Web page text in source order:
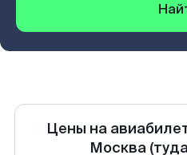
Цены на
Москва